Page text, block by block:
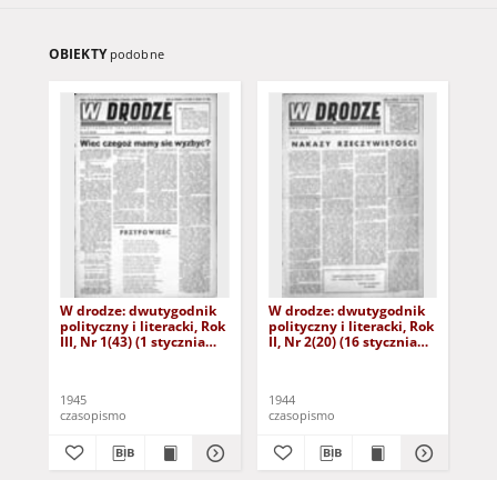
OBIEKTY podobne
W drodze: dwutygodnik
polityczny i literacki, Rok
III, Nr 1(43) (1 stycznia
1945
czasopismo
W drodze: dwutygodnik
polityczny i literacki, Rok
II, Nr 2(20) (16 stycznia
1944
czasopismo